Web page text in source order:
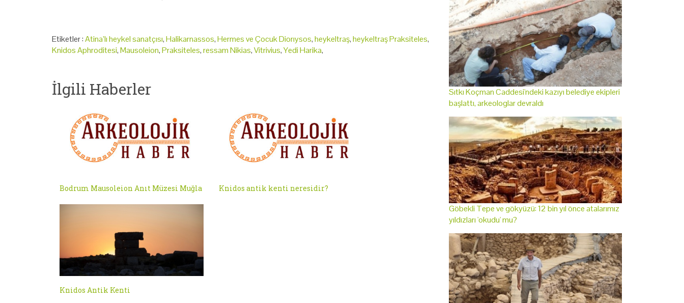
Etiketler :Atina’lı heykel sanat­çısı,Halikarnassos,Hermes ve Çocuk Diorıysos,heykeltraş,heykeltraş Praksiteles,
Knidos Aphroditesi,Mausoleion,Praksiteles,ressam Nikias,Vitrivius,Yedi Harika,
İlgili Haberler
Bodrum Mausoleion Anıt Müzesi Muğla Knidos antik kenti neresidir?
Knidos Antik Kenti
Sıtkı Koçman Caddesi'ndeki kazıyı belediye ekipleri
başlattı, arkeologlar devraldı
Göbekli Tepe ve gökyüzü: 12 bin yıl önce atalarımız
yıldızları 'okudu' mu?